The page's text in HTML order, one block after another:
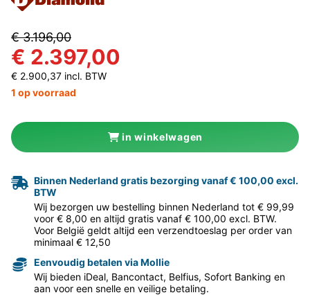
€ 3.196,00
€ 2.397,00
€ 2.900,37 incl. BTW
1 op voorraad
in winkelwagen
Binnen Nederland gratis bezorging vanaf € 100,00 excl.
BTW
Wij bezorgen uw bestelling binnen Nederland tot € 99,99
voor € 8,00 en altijd gratis vanaf € 100,00 excl. BTW.
Voor België geldt altijd een verzendtoeslag per order van
minimaal € 12,50
Eenvoudig betalen via Mollie
Wij bieden iDeal, Bancontact, Belfius, Sofort Banking en
aan voor een snelle en veilige betaling.